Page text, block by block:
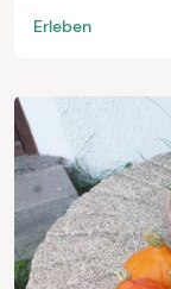
Erleben